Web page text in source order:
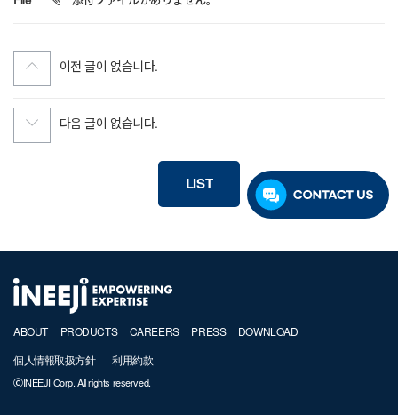
이전 글이 없습니다.
다음 글이 없습니다.
LIST
ABOUT PRODUCTS CAREERS PRESS DOWNLOAD
個人情報取扱方針 利用約款
ⒸINEEJI Corp. All rights reserved.